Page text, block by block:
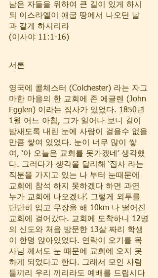
남은 자들을 위하여 큰 길이 있게 하시
되 이스라엘이 애굽 땅에서 나오던 날
과 같게 하시리라
(이사야 11:1-16)
서론
영국에 콜체스터 (Colchester) 라는 자그
마한 마을의 한 교회에 존 에글렌 (John
Egglen) 이라는 집사가 있었다. 1850년
1월 어느 아침, 그가 일어나 보니 길이
밤새도록 내린 눈에 사람이 걸을수 없을
만큼 쌓여 있었다. 눈이 너무 많이 쌓
여, ‘아 오늘은 교회를 못가겠네’ 생각했
다. 그러다가 생각을 달리해 ‘집사 라는
직분을 가지고 있는 나 부터 눈때문에
교회에 참석 하지 못하겠다 하면 과연
누가 교회에 나오겠나’. 그렇게 외투를
단단히 입고 무장을 해 10km 나 떨어진
교회에 걸어갔다. 교회에 도착하니 12명
의 신도와 처음 방문한 13살 짜리 학생
이 한명 앉아있었다. 연락이 오기를 목
사님 께서도 눈 때문에 교회에 오지 못
하게 되었다고 한다. 그래서 모인 사람
들끼리 우리 끼리라도 예배를 드립시다